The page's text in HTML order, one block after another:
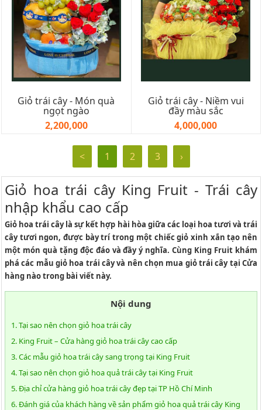
Giỏ trái cây - Món quà
ngọt ngào
2,200,000
Giỏ trái cây - Niềm vui
đầy màu sắc
4,000,000
< 1 2 3 ›
Giỏ hoa trái cây King Fruit - Trái cây
nhập khẩu cao cấp
Giỏ hoa trái cây là sự kết hợp hài hòa giữa các loại hoa tươi và trái
cây tươi ngon, được bày trí trong một chiếc giỏ xinh xắn tạo nên
một món quà tặng độc đáo và đầy ý nghĩa. Cùng King Fruit khám
phá các mẫu giỏ hoa trái cây và nên chọn mua giỏ trái cây tại Cửa
hàng nào trong bài viết này.
Nội dung
1. Tại sao nên chọn giỏ hoa trái cây
2. King Fruit – Cửa hàng giỏ hoa trái cây cao cấp
3. Các mẫu giỏ hoa trái cây sang trọng tại King Fruit
4. Tại sao nên chọn giỏ hoa quả trái cây tại King Fruit
5. Địa chỉ cửa hàng giỏ hoa trái cây đẹp tại TP Hồ Chí Minh
6. Đánh giá của khách hàng về sản phẩm giỏ hoa quả trái cây King